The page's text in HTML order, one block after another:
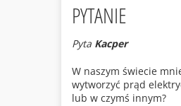
PYTANIE
Pyta Kacper
W naszym świecie
wytworzyć prąd
lub w czymś innym?